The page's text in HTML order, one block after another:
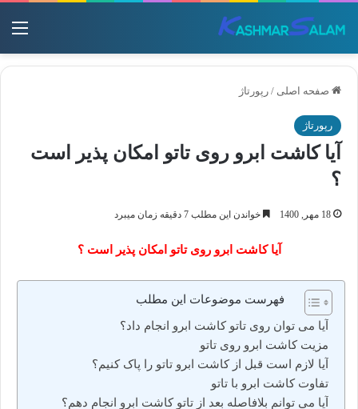
صفحه اصلی / رپورتاژ
رپورتاژ
آیا کاشت ابرو روی تاتو امکان پذیر است
؟
18 مهر, 1400 خواندن این مطلب 7 دقیقه زمان میبرد
آیا کاشت ابرو روی تاتو امکان پذیر است ؟
فهرست موضوعات این مطلب
آیا می توان روی تاتو کاشت ابرو انجام داد؟
مزیت کاشت ابرو روی تاتو
آیا لازم است قبل از کاشت ابرو تاتو را پاک کنیم؟
تفاوت کاشت ابرو با تاتو
آیا می توانم بلافاصله بعد از تاتو کاشت ابرو انجام دهم؟